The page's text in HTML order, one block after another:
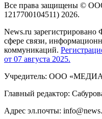
Все права защищены ©
1217700104511) 2026.
News.ru зарегистрировано
сфере связи,
коммуникаций.
от 07 августа 2025.
Учредитель: ООО
Главный редактор:
Адрес эл.почты: